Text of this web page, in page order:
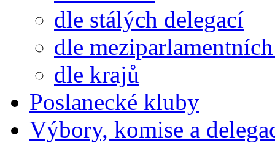
dle stálých delegací
dle
dle krajů
Poslanecké kluby
Výbory, komise a